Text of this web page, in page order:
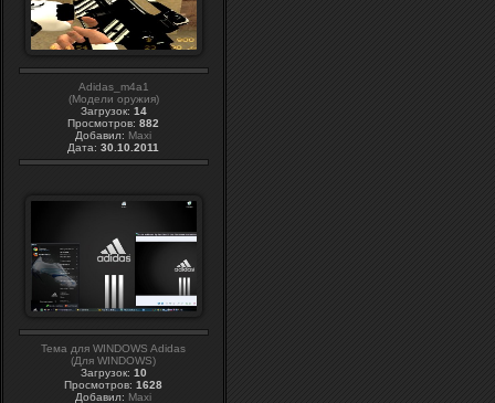
Adidas_m4a1
(Модели оружия)
Загрузок: 14
Просмотров: 882
Добавил: Maxi
Дата: 30.10.2011
Тема для WINDOWS Adidas
(Для WINDOWS)
Загрузок: 10
Просмотров: 1628
Добавил: Maxi